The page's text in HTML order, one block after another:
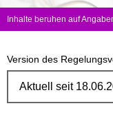
Inhalte beruhen auf
Version des